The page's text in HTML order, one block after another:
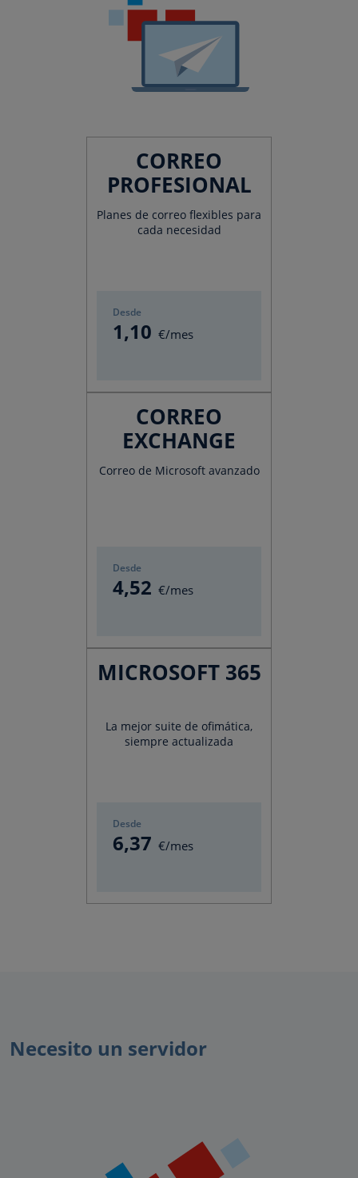
CORREO
PROFESIONAL
Planes de correo flexibles para
cada necesidad
Desde
1,10 €/mes
CORREO
EXCHANGE
Correo de Microsoft avanzado
Desde
4,52 €/mes
MICROSOFT 365
La mejor suite de ofimática,
siempre actualizada
Desde
6,37 €/mes
Necesito un servidor